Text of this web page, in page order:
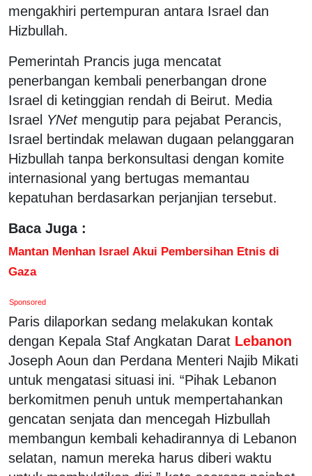
mengakhiri pertempuran antara Israel dan
Hizbullah.
Pemerintah Prancis juga mencatat
penerbangan kembali penerbangan drone
Israel di ketinggian rendah di Beirut. Media
Israel YNetmengutip para pejabat Perancis,
Israel bertindak melawan dugaan pelanggaran
Hizbullah tanpa berkonsultasi dengan komite
internasional yang bertugas memantau
kepatuhan berdasarkan perjanjian tersebut.
Baca Juga :
Mantan Menhan Israel Akui Pembersihan Etnis di
Gaza
Sponsored
Paris dilaporkan sedang melakukan kontak
dengan Kepala Staf Angkatan Darat Lebanon
Joseph Aoun dan Perdana Menteri Najib Mikati
untuk mengatasi situasi ini. “Pihak Lebanon
berkomitmen penuh untuk mempertahankan
gencatan senjata dan mencegah Hizbullah
membangun kembali kehadirannya di Lebanon
selatan, namun mereka harus diberi waktu